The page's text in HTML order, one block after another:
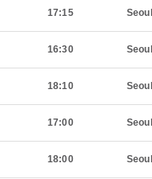
17:15 Seoul
16:30 Seoul
18:10 Seoul
17:00 Seoul
18:00 Seoul